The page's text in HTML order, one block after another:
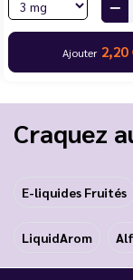
Ajouter 2,20
Craquez
E-liquides Fruités
LiquidArom